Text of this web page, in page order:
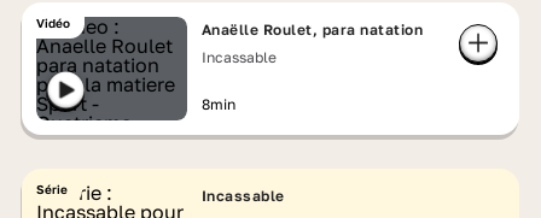
Vidéo
Anaëlle Roulet, para natation
Incassable
8min
Série Incassable